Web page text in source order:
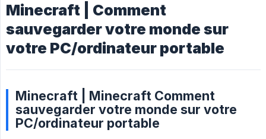
Minecraft | Comment
sauvegarder votre monde sur
votre PC/ordinateur portable
Minecraft | Minecraft Comment
sauvegarder votre monde sur votre
PC/ordinateur portable